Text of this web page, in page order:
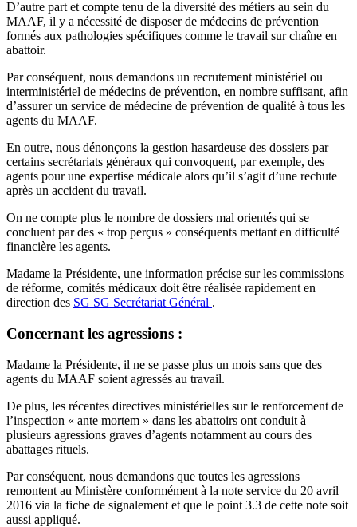
D’autre part et compte tenu de la diversité des métiers au sein du
MAAF, il y a nécessité de disposer de médecins de prévention
formés aux pathologies spécifiques comme le travail sur chaîne en
abattoir.
Par conséquent, nous demandons un recrutement ministériel ou
interministériel de médecins de prévention, en nombre suffisant, afin
d’assurer un service de médecine de prévention de qualité à tous les
agents du MAAF.
En outre, nous dénonçons la gestion hasardeuse des dossiers par
certains secrétariats généraux qui convoquent, par exemple, des
agents pour une expertise médicale alors qu’il s’agit d’une rechute
après un accident du travail.
On ne compte plus le nombre de dossiers mal orientés qui se
concluent par des « trop perçus » conséquents mettant en difficulté
financière les agents.
Madame la Présidente, une information précise sur les commissions
de réforme, comités médicaux doit être réalisée rapidement en
direction des SG SG Secrétariat Général .
Concernant les agressions :
Madame la Présidente, il ne se passe plus un mois sans que des
agents du MAAF soient agressés au travail.
De plus, les récentes directives ministérielles sur le renforcement de
l’inspection « ante mortem » dans les abattoirs ont conduit à
plusieurs agressions graves d’agents notamment au cours des
abattages rituels.
Par conséquent, nous demandons que toutes les agressions
remontent au Ministère conformément à la note service du 20 avril
2016 via la fiche de signalement et que le point 3.3 de cette note soit
aussi appliqué.